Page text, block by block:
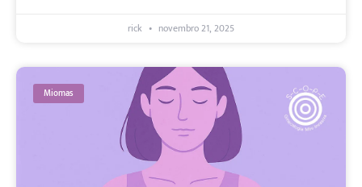
rick novembro 21, 2025
Miomas